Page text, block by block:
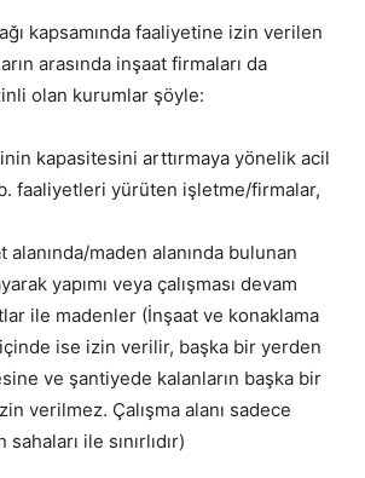
kapsamında faaliyetine izin verilen
arasında inşaat firmaları da
olan kurumlar şöyle:
kapasitesini arttırmaya yönelik acil
faaliyetleri yürüten işletme/firmalar,
alanında/maden alanında bulunan
yapımı veya çalışması devam
ile madenler (İnşaat ve konaklama
içinde ise izin verilir, başka bir yerden
ve şantiyede kalanların başka bir
verilmez. Çalışma alanı sadece
ile sınırlıdır)